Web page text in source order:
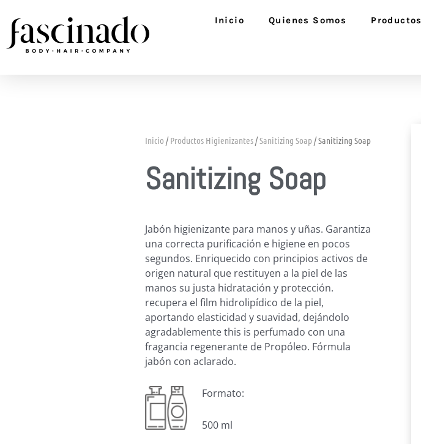
contenido
Inicio Quienes Somos Productos
Inicio /Productos Higienizantes/Sanitizing Soap / Sanitizing Soap
Sanitizing Soap
Jabón higienizante para manos y uñas. Garantiza
una correcta purificación e higiene en pocos
segundos. Enriquecido con principios activos de
origen natural que restituyen a la piel de las
manos su justa hidratación y protección.
recupera el film hidrolipídico de la piel,
aportando elasticidad y suavidad, dejándolo
agradablemente this is perfumado con una
fragancia regenerante de Propóleo. Fórmula
jabón con aclarado.
Formato:
500 ml